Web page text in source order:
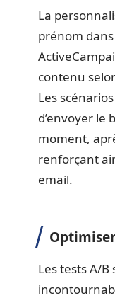
La
prénom dans
contenu
Les
d’envoyer le
moment,
renforçant
email.
Les tests A/